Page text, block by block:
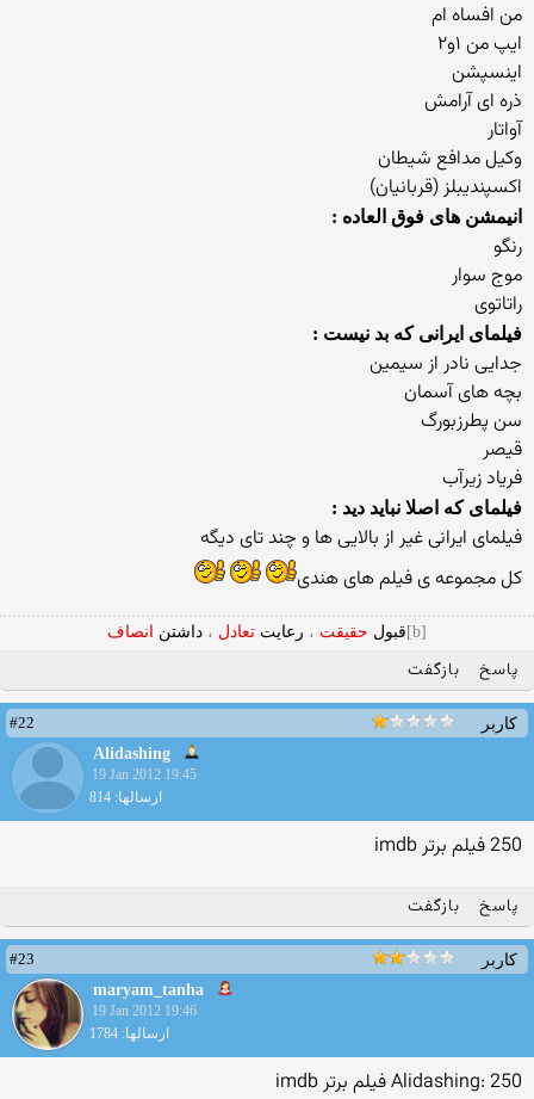
من افساه ام
ایپ من ۱و۲
اینسپشن
ذره ای آرامش
آواتار
وکیل مدافع شیطان
اکسپندیبلز (قربانیان)
انیمشن های فوق العاده :
رنگو
موج سوار
راتاتوی
فیلمای ایرانی که بد نیست :
جدایی نادر از سیمین
بچه های آسمان
سن پطرزبورگ
قیصر
فریاد زیرآب
فیلمای که اصلا نباید دید :
فیلمای ایرانی غیر از بالایی ها و چند تای دیگه
کل مجموعه ی فیلم های هندی
[b] قبول حقیقت ، رعایت تعادل ، داشتن انصاف
پاسخ بازگفت
کاربر
#22
Alidashing
19 Jan 2012 19:45
ارسالها: 814
250‏ فیلم برتر imdb
پاسخ بازگفت
کاربر
#23
maryam_tanha
19 Jan 2012 19:46
ارسالها: 1784
Alidashing: 250‏ فیلم برتر imdb